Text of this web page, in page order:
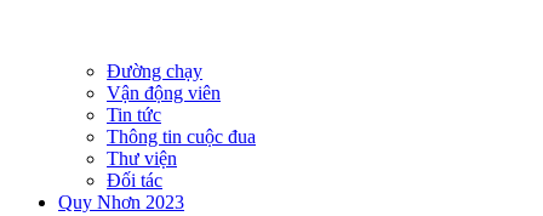
Đường chạy
Vận động viên
Tin tức
Thông tin cuộc đua
Thư viện
Đối tác
Quy Nhơn 2023